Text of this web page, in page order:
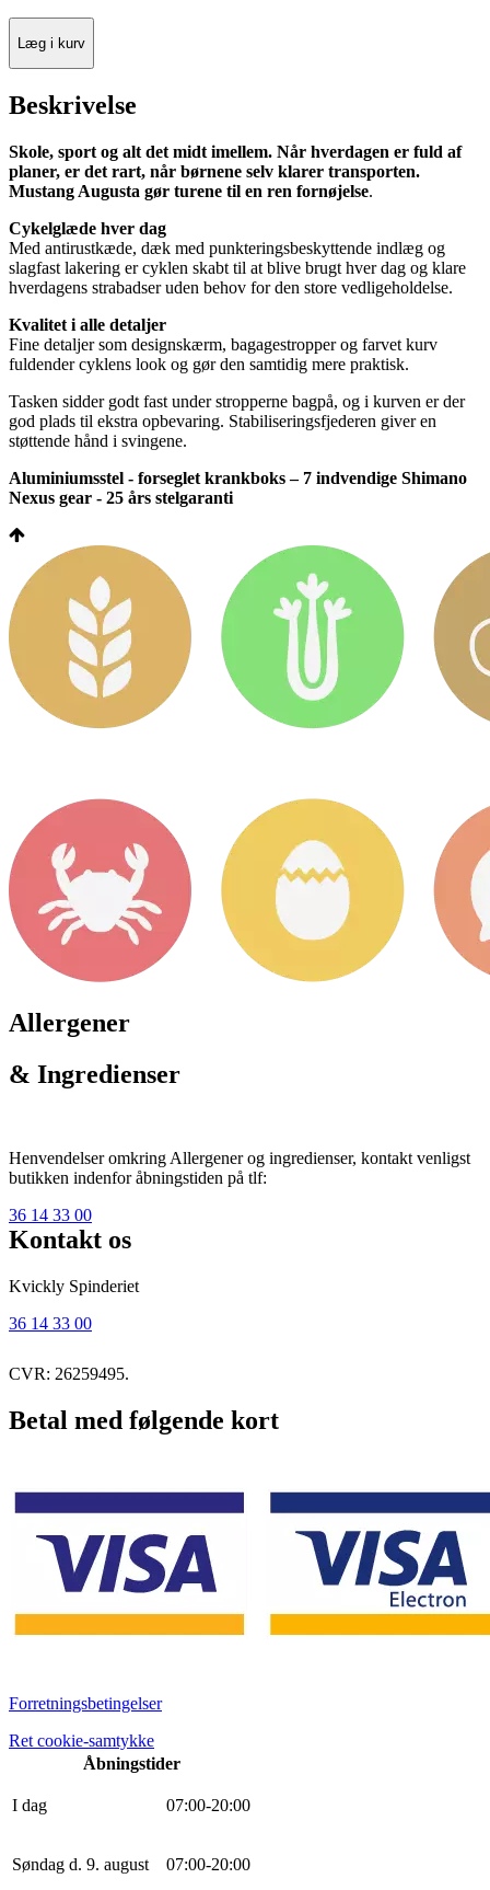
Læg i kurv
Beskrivelse
Skole, sport og alt det midt imellem. Når hverdagen er fuld af
planer, er det rart, når børnene selv klarer transporten.
Mustang Augusta gør turene til en ren fornøjelse.
Cykelglæde hver dag
Med antirustkæde, dæk med punkteringsbeskyttende indlæg og
slagfast lakering er cyklen skabt til at blive brugt hver dag og klare
hverdagens strabadser uden behov for den store vedligeholdelse.
Kvalitet i alle detaljer
Fine detaljer som designskærm, bagagestropper og farvet kurv
fuldender cyklens look og gør den samtidig mere praktisk.
Tasken sidder godt fast under stropperne bagpå, og i kurven er der
god plads til ekstra opbevaring. Stabiliseringsfjederen giver en
støttende hånd i svingene.
Aluminiumsstel - forseglet krankboks – 7 indvendige Shimano
Nexus gear - 25 års stelgaranti
Allergener
& Ingredienser
Henvendelser omkring Allergener og ingredienser, kontakt venligst
butikken indenfor åbningstiden på tlf:
36 14 33 00
Kontakt os
Kvickly Spinderiet
36 14 33 00
CVR: 26259495.
Betal med følgende kort
Forretningsbetingelser
Ret cookie-samtykke
Åbningstider
I dag 07:00-20:00
Søndag d. 9. august 07:00-20:00